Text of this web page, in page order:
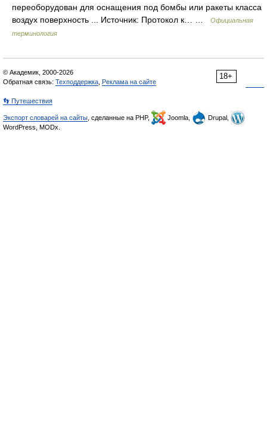
переоборудован для оснащения под бомбы или ракеты класса
воздух поверхность ... Источник: Протокол к… …
Официальная
терминология
18+
© Академик, 2000-2026
Обратная связь: Техподдержка Реклама на сайте
👣 Путешествия
Экспорт словарей на сайты , сделанные на PHP, Joomla,
Drupal,
WordPress, MODx.